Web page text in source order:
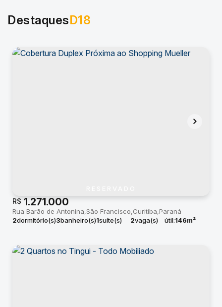
DestaquesD18
R$ 1.271.000
Rua Barão de Antonina São Francisco Curitiba Paraná
2dormitório(s)3banheiro(s)1suíte(s) 2vaga(s) útil:146m²